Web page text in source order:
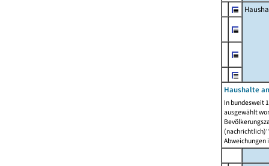
Haushalte
In bundesweit
ausgewählt
Abweichungen